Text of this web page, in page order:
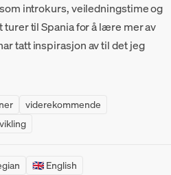
introkurs, veiledningstime og
turer til Spania for å lære mer av
tatt inspirasjon av til det jeg
viderekommende
🇬🇧 English